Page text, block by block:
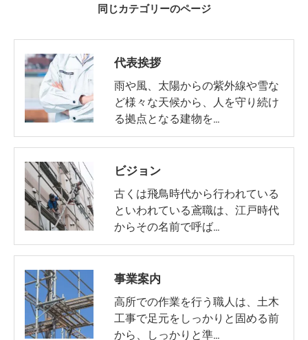
同じカテゴリーのページ
代表挨拶
雨や風、太陽からの紫外線や雪な
ど様々な天候から、人を守り続け
る拠点となる建物を…
ビジョン
古くは飛鳥時代から行われている
といわれている鳶職は、江戸時代
からその名前で呼ば…
事業案内
高所での作業を行う職人は、土木
工事で足元をしっかりと固める前
から、しっかりと準…